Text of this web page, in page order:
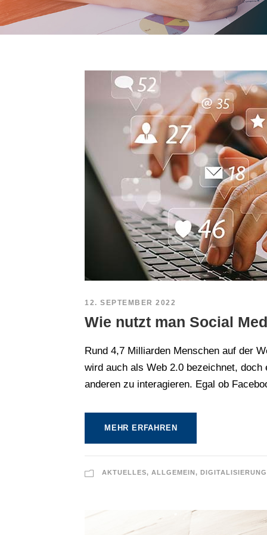
12. SEPTEMBER 2022
Wie nutzt man Social
Rund 4,7 Milliarden Menschen auf der
wird auch als Web 2.0 bezeichnet,
anderen zu interagieren. Egal ob
MEHR ERFAHREN
AKTUELLES, ALLGEMEIN, DIGITALISIERUNG